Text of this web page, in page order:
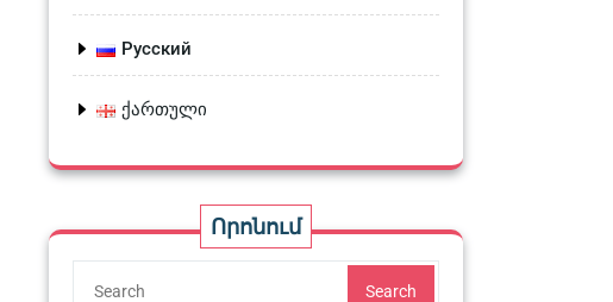
Русский
ქართული
Որոնում
Search